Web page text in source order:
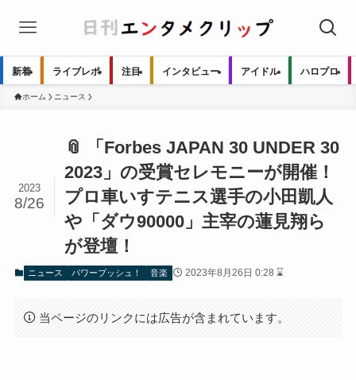
新着 ライブレポ 注目 インタビュー アイドル ハロプロ
ホーム ニュース
📎 「Forbes JAPAN 30 UNDER 30
2023」の受賞セレモニーが開催！
プロ車いすテニス選手の小田凱人
や「ダウ90000」主宰の蓮見翔ら
が登壇！
2023
8/26
ニュース パワープッシュ！ 音楽 2023年8月26日 0:28 ⌛
当ページのリンクには広告が含まれています。